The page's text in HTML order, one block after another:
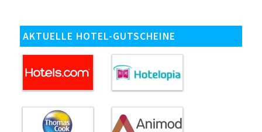
AKTUELLE HOTEL-GUTSCHEINE